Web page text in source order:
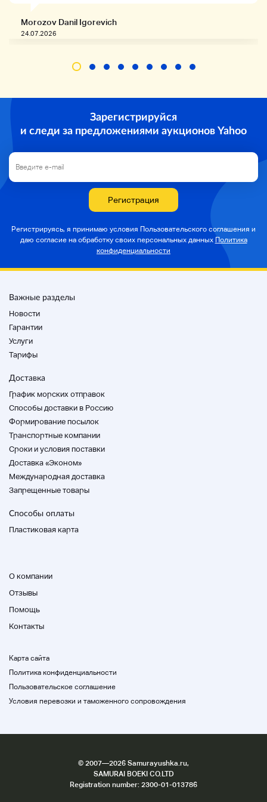
Morozov Danil Igorevich
24.07.2026
Зарегистрируйся
и следи за предложениями аукционов Yahoo
Регистрация
Регистрируясь, я принимаю условия Пользовательского соглашения и
даю согласие на обработку своих персональных данных Политика
конфиденциальности
Важные разделы
Новости
Гарантии
Услуги
Тарифы
Доставка
График морских отправок
Способы доставки в Россию
Формирование посылок
Транспортные компании
Cроки и условия поставки
Доставка «Эконом»
Международная доставка
Запрещенные товары
Способы оплаты
Пластиковая карта
О компании
Отзывы
Помощь
Контакты
Карта сайта
Политика конфиденциальности
Пользовательское соглашение
Условия перевозки и таможенного сопровождения
© 2007—2026 Samurayushka.ru,
SAMURAI BOEKI CO.LTD
Registration number: 2300-01-013786